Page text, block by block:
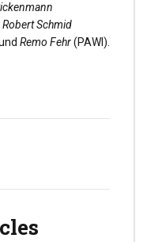
Robert Schmid
Remo Fehr(PAWI).